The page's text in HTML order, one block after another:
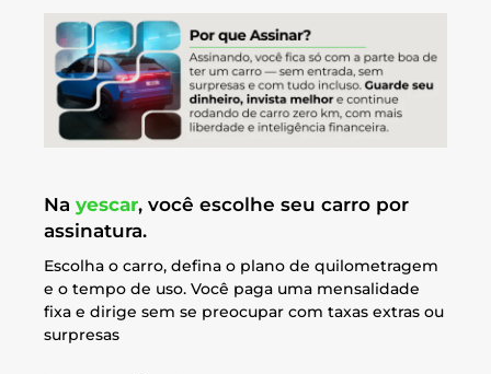
Na yescar, você escolhe seu carro por
assinatura.
Escolha o carro, defina o plano de quilometragem
e o tempo de uso. Você paga uma mensalidade
fixa e dirige sem se preocupar com taxas extras ou
surpresas